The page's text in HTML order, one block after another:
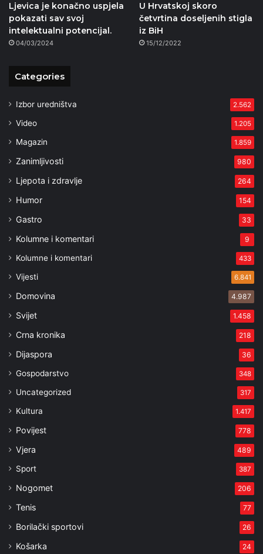
Ljevica je konačno uspjela
pokazati sav svoj
intelektualni potencijal.
04/03/2024
U Hrvatskoj skoro
četvrtina doseljenih stigla
iz BiH
15/12/2022
Categories
Izbor uredništva 2.562
Video 1.205
Magazin 1.859
Zanimljivosti 980
Ljepota i zdravlje 264
Humor 154
Gastro 33
Kolumne i komentari 9
Kolumne i komentari 433
Vijesti 6.841
Domovina 4.987
Svijet 1.458
Crna kronika 218
Dijaspora 36
Gospodarstvo 348
Uncategorized 317
Kultura 1.417
Povijest 778
Vjera 489
Sport 387
Nogomet 206
Tenis 77
Borilački sportovi 26
Košarka 24